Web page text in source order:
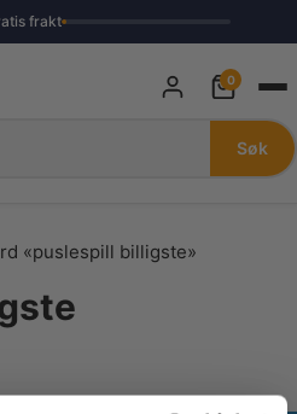
frakt
Søk
0
«puslespill billigste»